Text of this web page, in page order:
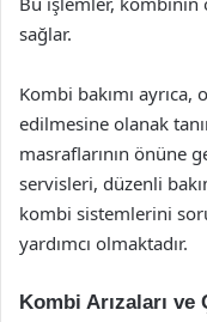
sağlar.
Kombi bakımı ayrıca,
edilmesine olanak
masraflarının önüne
servisleri, düzenli
kombi sistemlerini
yardımcı olmaktadır.
Kombi Arızaları ve